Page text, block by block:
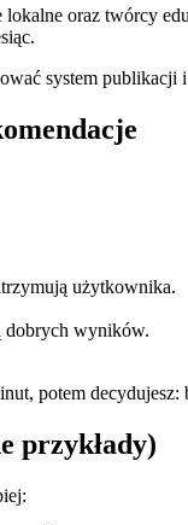
oraz twórcy
system publikacji
użytkownika.
dobrych wyników.
potem
przykłady)